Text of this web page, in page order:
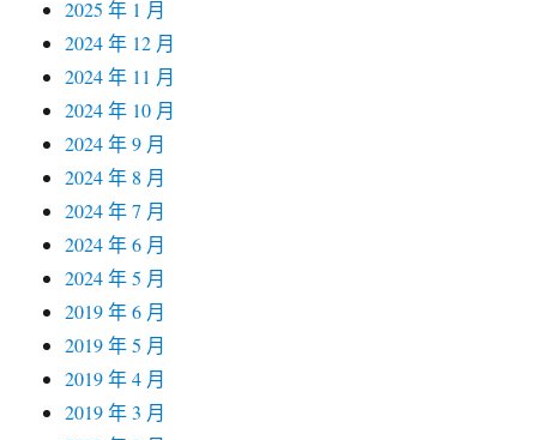
2025 年 1 月
2024 年 12 月
2024 年 11 月
2024 年 10 月
2024 年 9 月
2024 年 8 月
2024 年 7 月
2024 年 6 月
2024 年 5 月
2019 年 6 月
2019 年 5 月
2019 年 4 月
2019 年 3 月